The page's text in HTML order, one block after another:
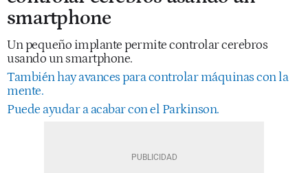
smartphone
Un pequeño implante permite controlar cerebros
usando un smartphone.
También hay avances para controlar máquinas con la
mente.
Puede ayudar a acabar con el Parkinson.